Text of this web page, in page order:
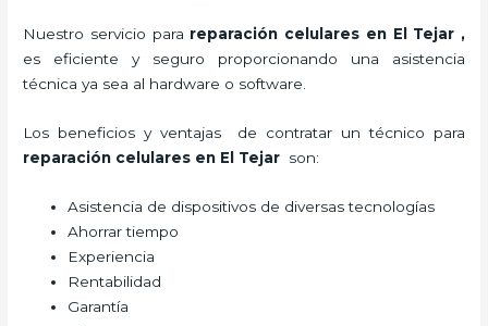
Nuestro servicio para reparación celulares en El Tejar ,
es eficiente y seguro proporcionando una asistencia
técnica ya sea al hardware o software.
Los beneficios y ventajas de contratar un técnico para
reparación celulares en El Tejar son:
Asistencia de dispositivos de diversas tecnologías
Ahorrar tiempo
Experiencia
Rentabilidad
Garantía